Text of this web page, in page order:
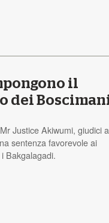
il
dei
Justice Akiwumi, giudici
sentenza favorevole ai
Bakgalagadi.